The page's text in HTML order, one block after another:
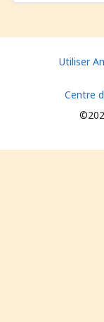
Utiliser
Centre